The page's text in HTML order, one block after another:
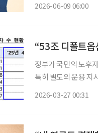
2026-06-09 06:00
“53조 디폴트옵
정부가 국민의 노후
특히 별도의 운용 지
2026-03-27 00:31